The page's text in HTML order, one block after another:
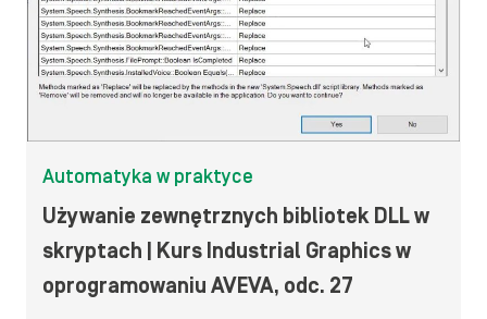
Automatyka w praktyce
Używanie zewnętrznych bibliotek DLL w
skryptach | Kurs Industrial Graphics w
oprogramowaniu AVEVA, odc. 27